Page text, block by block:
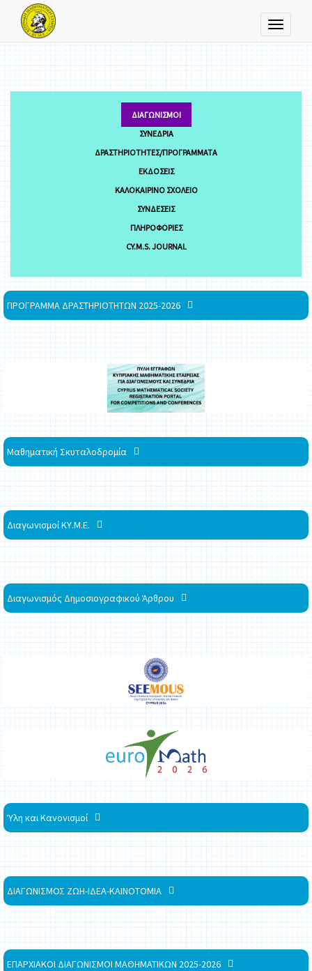
Toggle
ΔΙΑΓΩΝΙΣΜΟΊ
ΣΥΝΈΔΡΙΑ
ΔΡΑΣΤΗΡΙΌΤΗΤΕΣ/ΠΡΟΓΡΆΜΜΑΤΑ
ΕΚΔΌΣΕΙΣ
ΚΑΛΟΚΑΙΡΙΝΌ ΣΧΟΛΕΊΟ
ΣΥΝΔΈΣΕΙΣ
ΠΛΗΡΟΦΟΡΊΕΣ
CY.M.S. JOURNAL
ΠΡΟΓΡΑΜΜΑ ΔΡΑΣΤΗΡΙΟΤΗΤΩΝ 2025-2026
Μαθηματική Σκυταλοδρομία
Διαγωνισμοί ΚΥ.Μ.Ε.
Διαγωνισμός Δημοσιογραφικού Άρθρου
Ύλη και Κανονισμοί
ΔΙΑΓΩΝΙΣΜΟΣ ΖΩΗ-ΙΔΕΑ-ΚΑΙΝΟΤΟΜΙΑ
ΕΠΑΡΧΙΑΚΟΙ ΔΙΑΓΩΝΙΣΜΟΙ ΜΑΘΗΜΑΤΙΚΩΝ 2025-2026